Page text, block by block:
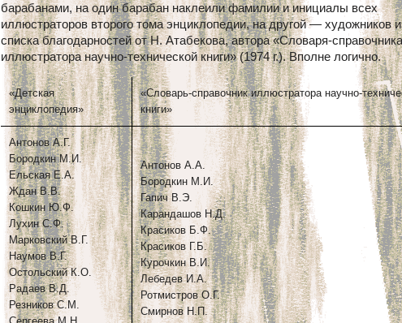
барабанами, на один барабан наклеили фамилии и инициалы всех
иллюстраторов второго тома энциклопедии, на другой — художников
списка благодарностей от Н. Атабекова, автора «Словаря-справочника
иллюстратора научно-технической книги» (1974 г.). Вполне логично.
«Детская
энциклопедия»
«Словарь-справочник иллюстратора научно-
книги»
Антонов А.Г.
Бородкин М.И.
Ельская Е.А.
Ждан В.В.
Кошкин Ю.Ф.
Лухин С.Ф.
Марковский В.Г.
Наумов В.Г.
Остольский К.О.
Радаев В.Д.
Резников С.М.
Антонов А.А.
Бородкин М.И.
Гапич В.Э.
Карандашов Н.Д.
Красиков Б.Ф.
Красиков Г.Б.
Курочкин В.И.
Лебедев И.А.
Ротмистров О.Г.
Смирнов Н.П.